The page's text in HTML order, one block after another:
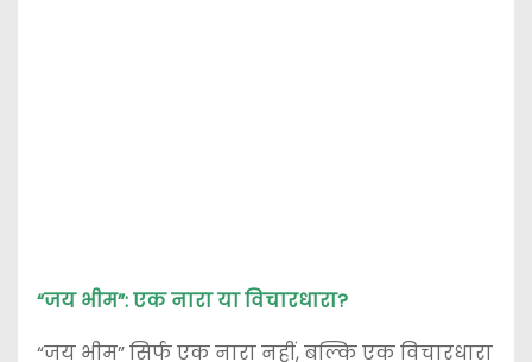
“जय भीम”: एक नारा या विचारधारा?
“जय भीम” सिर्फ एक नारा नहीं, बल्कि एक विचारधारा